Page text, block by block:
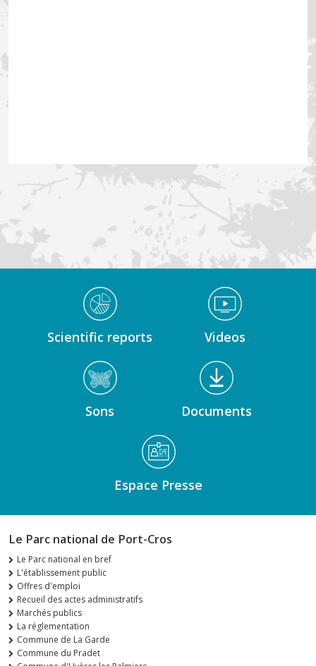
Médiathèque Footer
Scientific reports Videos
Sons Documents
Espace Presse
Le Parc national de Port-Cros
Le Parc national en bref
L'établissement public
Offres d'emploi
Recueil des actes administratifs
Marchés publics
La réglementation
Commune de La Garde
Commune du Pradet